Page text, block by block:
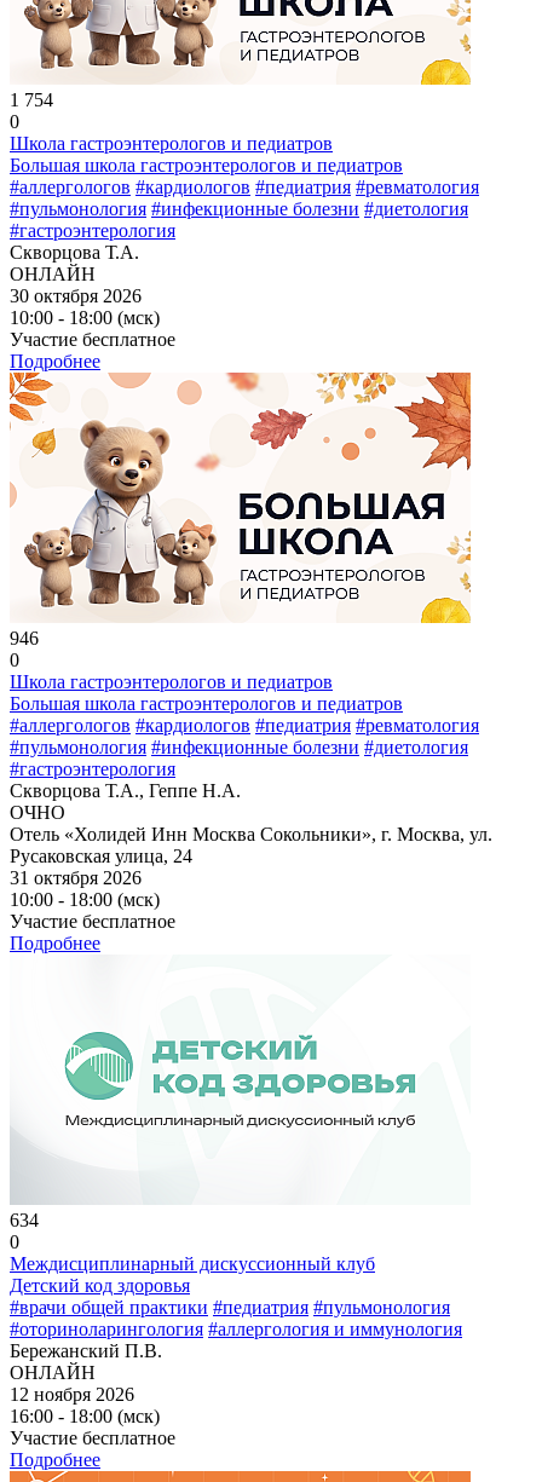
1 754
0
Школа гастроэнтерологов и педиатров
Большая школа гастроэнтерологов и педиатров
#аллергологов #кардиологов #педиатрия #ревматология
#пульмонология #инфекционные болезни #диетология
#гастроэнтерология
Скворцова Т.А.
ОНЛАЙН
30 октября 2026
10:00 - 18:00 (мск)
Участие бесплатное
Подробнее
946
0
Школа гастроэнтерологов и педиатров
Большая школа гастроэнтерологов и педиатров
#аллергологов #кардиологов #педиатрия #ревматология
#пульмонология #инфекционные болезни #диетология
#гастроэнтерология
Скворцова Т.А., Геппе Н.А.
ОЧНО
Отель «Холидей Инн Москва Сокольники», г. Москва, ул.
Русаковская улица, 24
31 октября 2026
10:00 - 18:00 (мск)
Участие бесплатное
Подробнее
634
0
Междисциплинарный дискуссионный клуб
Детский код здоровья
#врачи общей практики #педиатрия #пульмонология
#оториноларингология #аллергология и иммунология
Бережанский П.В.
ОНЛАЙН
12 ноября 2026
16:00 - 18:00 (мск)
Участие бесплатное
Подробнее